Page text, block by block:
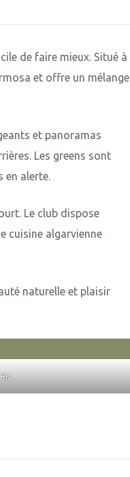
de faire mieux. Situé à
et offre un mélange
et panoramas
Les greens sont
en alerte.
Le club dispose
cuisine algarvienne
naturelle et plaisir